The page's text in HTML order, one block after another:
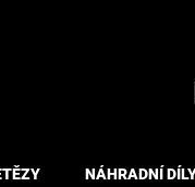
NÁHRADNÍ